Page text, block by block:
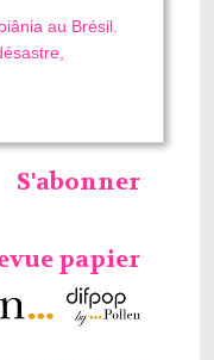
au Brésil.
S'abonner
papier